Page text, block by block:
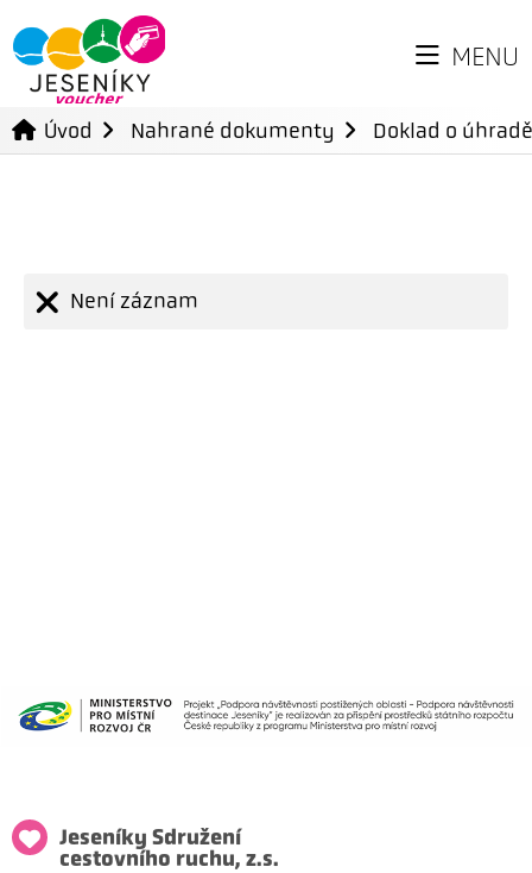
MENU
Úvod Nahrané dokumenty Doklad o
Není záznam
Jeseníky Sdružení
cestovního ruchu, z.s.